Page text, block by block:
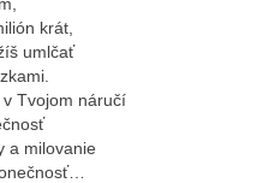
krát,
umlčať
Tvojom náručí
a milovanie